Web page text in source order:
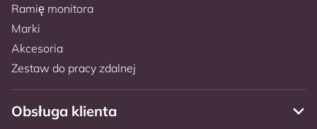
Ramię monitora
Marki
Akcesoria
Zestaw do pracy zdalnej
Obsługa klienta